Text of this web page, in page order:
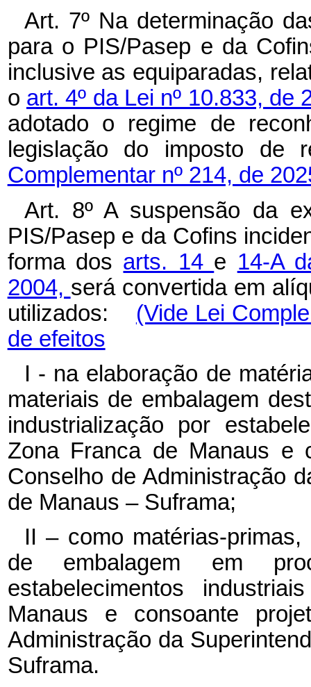
Art. 7º Na determinação
para o PIS/Pasep e da
inclusive as equiparadas,
o art. 4º da Lei nº 10.833,
adotado o regime de
legislação do imposto de
Complementar nº 214, de
Art. 8º A suspensão da
PIS/Pasep e da Cofins
forma dos arts. 14 e 14-A
2004, será convertida em
utilizados: (Vide Lei
de efeitos
I - na elaboração de
materiais de embalagem
industrialização por
Zona Franca de Manaus e
Conselho de Administração
de Manaus – Suframa;
II – como matérias-
de embalagem em
estabelecimentos
Manaus e consoante
Administração da
Suframa.